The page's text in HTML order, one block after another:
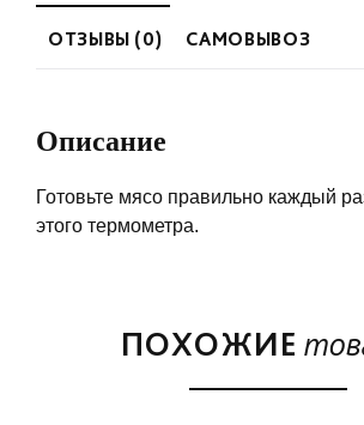
ОТЗЫВЫ (0) САМОВЫВОЗ
Описание
Готовьте мясо правильно каждый
этого термометра.
ПОХОЖИЕ